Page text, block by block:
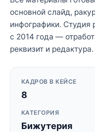
основной слайд,
инфографики. Студия
с 2014 года —
реквизит и редактура.
КАДРОВ В КЕЙСЕ
8
КАТЕГОРИЯ
Бижутерия